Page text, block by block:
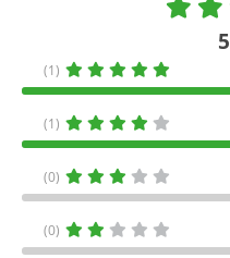
5
(1)
(1)
(0)
(0)